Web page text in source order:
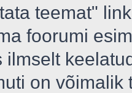
teemat"
foorumi
ilmselt
on